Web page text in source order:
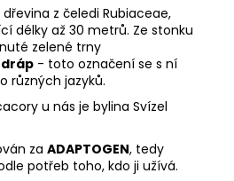
z čeledi Rubiaceae,
délky až 30 metrů. Ze stonku
zelené trny
- toto označení se s ní
různých jazyků.
u nás je bylina Svízel
za ADAPTOGEN, tedy
potřeb toho, kdo ji užívá.